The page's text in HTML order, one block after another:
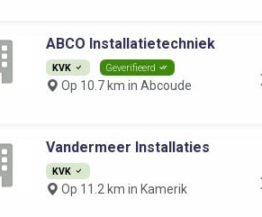
ABCO Installatietechniek
KVK Geverifieerd
Op 10.7 km in Abcoude
Vandermeer Installaties
KVK
Op 11.2 km in Kamerik